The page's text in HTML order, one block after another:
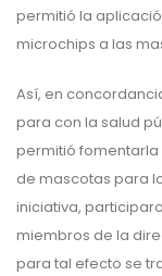
permitió la
microchips a las
Así, en
para con la salud
permitió
de mascotas para
iniciativa,
miembros de la
para tal efecto se